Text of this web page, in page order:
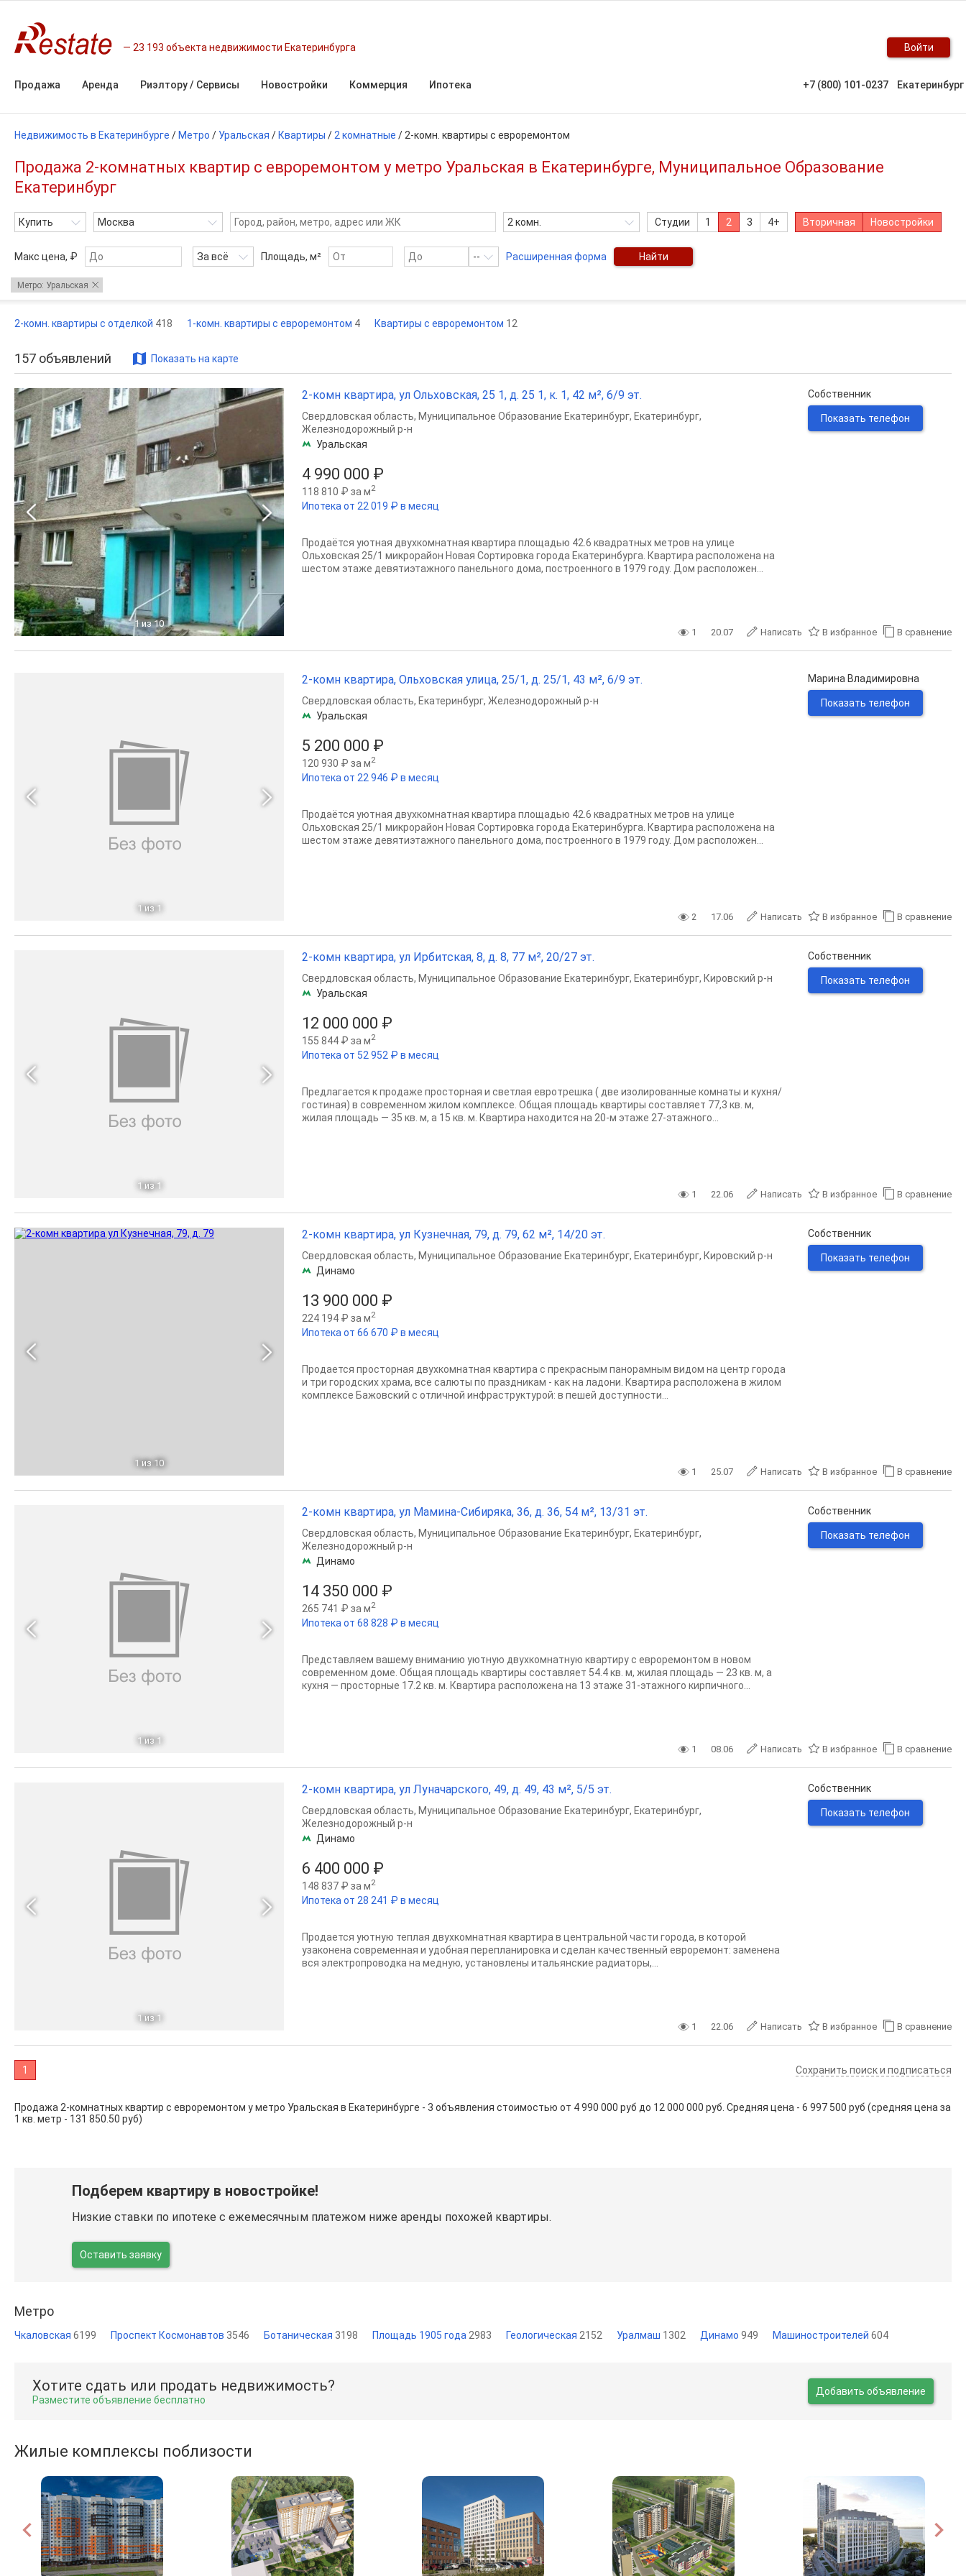
23 193 объекта недвижимости Екатеринбурга Войти
Продажа Аренда Риэлтору / Сервисы Новостройки Коммерция Ипотека +7 (800) 101-0237 Екатеринбург
Недвижимость в Екатеринбурге / Метро / Уральская / Квартиры / 2 комнатные / 2-комн. квартиры с евроремонтом
Продажа 2-комнатных квартир с евроремонтом у метро Уральская в Екатеринбурге, Муниципальное Образование
Екатеринбург
Купить Москва 2 комн. Студии 1 2 3 4+ Вторичная Новостройки
Макс цена, ₽ За всё Площадь, м² -- Расширенная форма Найти
Метро: Уральская
2-комн. квартиры с отделкой 418 1-комн. квартиры с евроремонтом 4 Квартиры с евроремонтом 12
157 объявлений Показать на карте
1 из 10
2-комн квартира, ул Ольховская, 25 1, д. 25 1, к. 1, 42 м², 6/9 эт.
4 990 000 ₽
118 810 ₽ за м2
Ипотека от 22 019 ₽ в месяц
Свердловская область, Муниципальное Образование Екатеринбург, Екатеринбург,
Железнодорожный р-н
Уральская
Продаётся уютная двухкомнатная квартира площадью 42.6 квадратных метров на улице
Ольховская 25/1 микрорайон Новая Сортировка города Екатеринбурга. Квартира расположена на
шестом этаже девятиэтажного панельного дома, построенного в 1979 году. Дом расположен...
Собственник
Показать телефон
1 20.07 Написать В избранное В сравнение
1 из 1
2-комн квартира, Ольховская улица, 25/1, д. 25/1, 43 м², 6/9 эт.
5 200 000 ₽
120 930 ₽ за м2
Ипотека от 22 946 ₽ в месяц
Свердловская область, Екатеринбург, Железнодорожный р-н
Уральская
Продаётся уютная двухкомнатная квартира площадью 42.6 квадратных метров на улице
Ольховская 25/1 микрорайон Новая Сортировка города Екатеринбурга. Квартира расположена на
шестом этаже девятиэтажного панельного дома, построенного в 1979 году. Дом расположен...
Марина Владимировна
Показать телефон
2 17.06 Написать В избранное В сравнение
1 из 1
2-комн квартира, ул Ирбитская, 8, д. 8, 77 м², 20/27 эт.
12 000 000 ₽
155 844 ₽ за м2
Ипотека от 52 952 ₽ в месяц
Свердловская область, Муниципальное Образование Екатеринбург, Екатеринбург, Кировский р-н
Уральская
Предлагается к продаже просторная и светлая евротрешка ( две изолированные комнаты и кухня/
гостиная) в современном жилом комплексе. Общая площадь квартиры составляет 77,3 кв. м,
жилая площадь — 35 кв. м, а 15 кв. м. Квартира находится на 20-м этаже 27-этажного...
Собственник
Показать телефон
1 22.06 Написать В избранное В сравнение
1 из 10
2-комн квартира, ул Кузнечная, 79, д. 79, 62 м², 14/20 эт.
13 900 000 ₽
224 194 ₽ за м2
Ипотека от 66 670 ₽ в месяц
Свердловская область, Муниципальное Образование Екатеринбург, Екатеринбург, Кировский р-н
Динамо
Продается просторная двухкомнатная квартира с прекрасным панорамным видом на центр города
и три городских храма, все салюты по праздникам - как на ладони. Квартира расположена в жилом
комплексе Бажовский с отличной инфраструктурой: в пешей доступности...
Собственник
Показать телефон
1 25.07 Написать В избранное В сравнение
1 из 1
2-комн квартира, ул Мамина-Сибиряка, 36, д. 36, 54 м², 13/31 эт.
14 350 000 ₽
265 741 ₽ за м2
Ипотека от 68 828 ₽ в месяц
Свердловская область, Муниципальное Образование Екатеринбург, Екатеринбург,
Железнодорожный р-н
Динамо
Представляем вашему вниманию уютную двухкомнатную квартиру с евроремонтом в новом
современном доме. Общая площадь квартиры составляет 54.4 кв. м, жилая площадь — 23 кв. м, а
кухня — просторные 17.2 кв. м. Квартира расположена на 13 этаже 31-этажного кирпичного...
Собственник
Показать телефон
1 08.06 Написать В избранное В сравнение
1 из 1
2-комн квартира, ул Луначарского, 49, д. 49, 43 м², 5/5 эт.
6 400 000 ₽
148 837 ₽ за м2
Ипотека от 28 241 ₽ в месяц
Свердловская область, Муниципальное Образование Екатеринбург, Екатеринбург,
Железнодорожный р-н
Динамо
Продается уютную теплая двухкомнатная квартира в центральной части города, в которой
узаконена современная и удобная перепланировка и сделан качественный евроремонт: заменена
вся электропроводка на медную, установлены итальянские радиаторы,...
Собственник
Показать телефон
1 22.06 Написать В избранное В сравнение
1 Сохранить поиск и подписаться
Продажа 2-комнатных квартир с евроремонтом у метро Уральская в Екатеринбурге - 3 объявления стоимостью от 4 990 000 руб до 12 000 000 руб. Средняя цена - 6 997 500 руб (средняя цена за
1 кв. метр - 131 850.50 руб)
Подберем квартиру в новостройке!
Низкие ставки по ипотеке с ежемесячным платежом ниже аренды похожей квартиры.
Оставить заявку
Метро
Чкаловская 6199 Проспект Космонавтов 3546 Ботаническая 3198 Площадь 1905 года 2983 Геологическая 2152 Уралмаш 1302 Динамо 949 Машиностроителей 604
Хотите сдать или продать недвижимость?
Разместите объявление бесплатно
Добавить объявление
Жилые комплексы поблизости